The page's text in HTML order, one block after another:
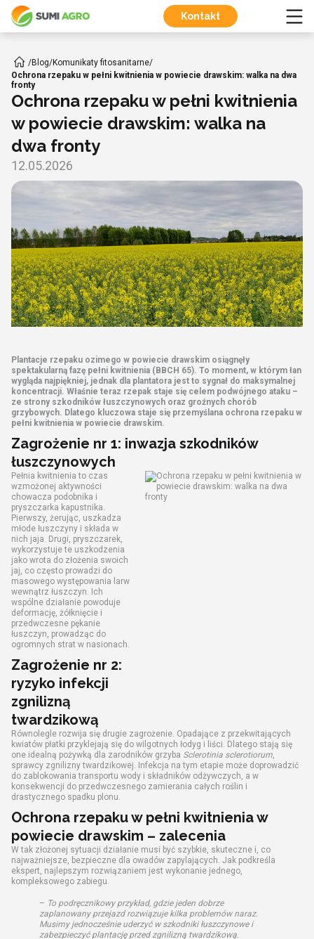
Kontakt
/Blog/Komunikaty fitosanitarne/
Ochrona rzepaku w pełni kwitnienia w powiecie drawskim: walka na dwa
fronty
Ochrona rzepaku w pełni kwitnienia
w powiecie drawskim: walka na
dwa fronty
12.05.2026
Plantacje rzepaku ozimego w powiecie drawskim osiągnęły
spektakularną fazę pełni kwitnienia (BBCH 65). To moment, w którym łan
wygląda najpiękniej, jednak dla plantatora jest to sygnał do maksymalnej
koncentracji. Właśnie teraz rzepak staje się celem podwójnego ataku –
ze strony szkodników łuszczynowych oraz groźnych chorób
grzybowych. Dlatego kluczowa staje się przemyślana ochrona rzepaku w
pełni kwitnienia w powiecie drawskim.
Zagrożenie nr 1: inwazja szkodników
łuszczynowych
Pełnia kwitnienia to czas
wzmożonej aktywności
chowacza podobnika i
pryszczarka kapustnika.
Pierwszy, żerując, uszkadza
młode łuszczyny i składa w
nich jaja. Drugi, pryszczarek,
wykorzystuje te uszkodzenia
jako wrota do złożenia swoich
jaj, co często prowadzi do
masowego występowania larw
wewnątrz łuszczyn. Ich
wspólne działanie powoduje
deformację, żółknięcie i
przedwczesne pękanie
łuszczyn, prowadząc do
ogromnych strat w nasionach.
Zagrożenie nr 2:
ryzyko infekcji
zgnilizną
twardzikową
Równolegle rozwija się drugie zagrożenie. Opadające z przekwitających
kwiatów płatki przyklejają się do wilgotnych łodyg i liści. Dlatego stają się
one idealną pożywką dla zarodników grzyba Sclerotinia sclerotiorum,
sprawcy zgnilizny twardzikowej. Infekcja na tym etapie może doprowadzić
do zablokowania transportu wody i składników odżywczych, a w
konsekwencji do przedwczesnego zamierania całych roślin i
drastycznego spadku plonu.
Ochrona rzepaku w pełni kwitnienia w
powiecie drawskim – zalecenia
W tak złożonej sytuacji działanie musi być szybkie, skuteczne i, co
najważniejsze, bezpieczne dla owadów zapylających. Jak podkreśla
ekspert, najlepszym rozwiązaniem jest wykonanie jednego,
kompleksowego zabiegu.
– To podręcznikowy przykład, gdzie jeden dobrze
zaplanowany przejazd rozwiązuje kilka problemów naraz.
Musimy jednocześnie uderzyć w szkodniki łuszczynowe i
zabezpieczyć plantację przed zgnilizną twardzikową.